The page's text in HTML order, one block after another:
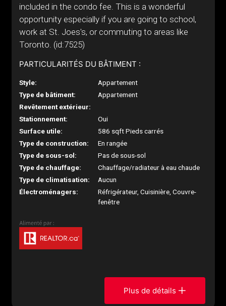
included in the condo fee. This is a wonderful
opportunity especially if you are going to school,
work at St. Joes's, or commuting to areas like
Toronto. (id:7525)
PARTICULARITÉS DU BÂTIMENT :
Style:
Appartement
Type de bâtiment:
Appartement
Revêtement extérieur:
Stationnement:
Oui
Surface utile:
586 sqft Pieds carrés
Type de construction:
En rangée
Type de sous-sol:
Pas de sous-sol
Type de chauffage:
Chauffage/radiateur à eau chaude
Type de climatisation:
Aucun
Électroménagers:
Réfrigérateur, Cuisinière, Couvre-
fenêtre
Plus de détails